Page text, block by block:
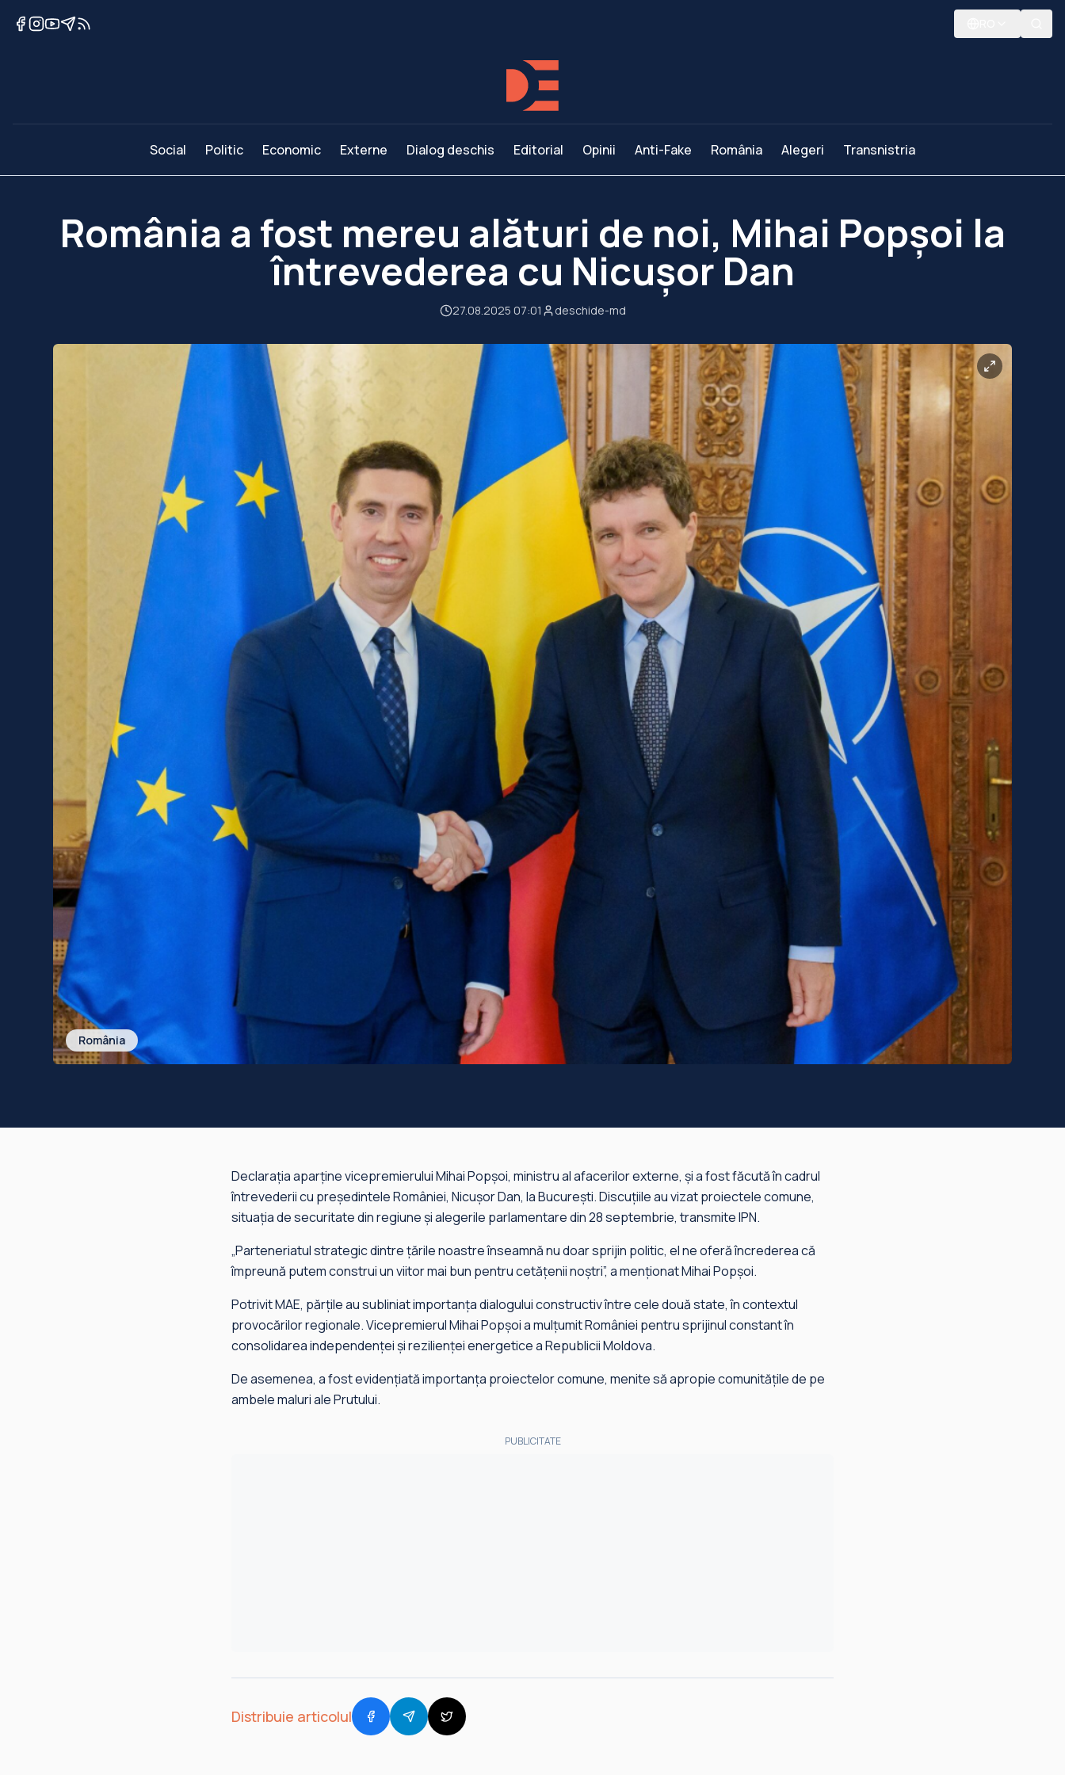
Social Politic Economic Externe Dialog deschis Editorial Opinii Anti-Fake România Alegeri Transnistria
România a fost mereu alături de noi, Mihai Popșoi la
întrevederea cu Nicușor Dan
27.08.2025 07:01 deschide-md
România
Declarația aparține vicepremierului Mihai Popșoi, ministru al afacerilor externe, și a fost făcută în cadrul
întrevederii cu președintele României, Nicușor Dan, la București. Discuțiile au vizat proiectele comune,
situația de securitate din regiune și alegerile parlamentare din 28 septembrie, transmite IPN.
„Parteneriatul strategic dintre țările noastre înseamnă nu doar sprijin politic, el ne oferă încrederea că
împreună putem construi un viitor mai bun pentru cetățenii noștri”, a menționat Mihai Popșoi.
Potrivit MAE, părțile au subliniat importanța dialogului constructiv între cele două state, în contextul
provocărilor regionale. Vicepremierul Mihai Popșoi a mulțumit României pentru sprijinul constant în
consolidarea independenței și rezilienței energetice a Republicii Moldova.
De asemenea, a fost evidențiată importanța proiectelor comune, menite să apropie comunitățile de pe
ambele maluri ale Prutului.
PUBLICITATE
Distribuie articolul